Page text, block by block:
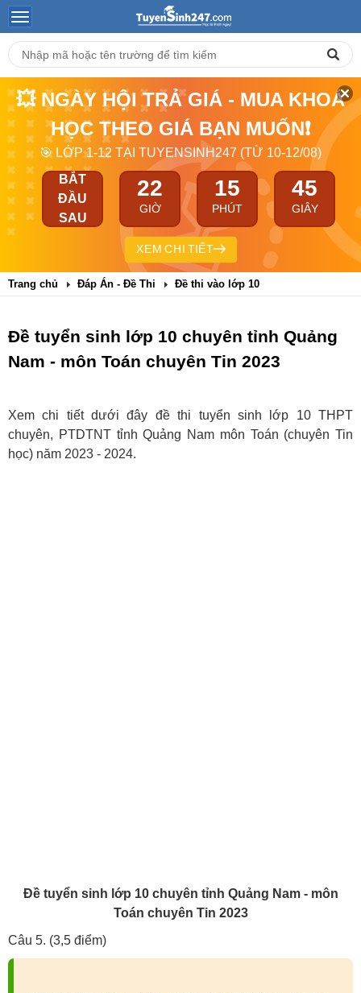
💥 NGÀY HỘI TRẢ GIÁ - MUA KHOÁ
HỌC THEO GIÁ BẠN MUỐN❗
🎯 LỚP 1-12 TẠI TUYENSINH247 (TỪ 10-12/08)
BẮT
ĐẦU
SAU
22
GIỜ
15
PHÚT
45
GIÂY
XEM CHI TIẾT
Trang chủ Đáp Án - Đề Thi Đề thi vào lớp 10
Đề tuyển sinh lớp 10 chuyên tỉnh Quảng
Nam - môn Toán chuyên Tin 2023
Xem chi tiết dưới đây đề thi tuyển sinh lớp 10 THPT
chuyên, PTDTNT tỉnh Quảng Nam môn Toán (chuyên Tin
học) năm 2023 - 2024.
Đề tuyển sinh lớp 10 chuyên tỉnh Quảng Nam - môn
Toán chuyên Tin 2023
Câu 5. (3,5 điểm)